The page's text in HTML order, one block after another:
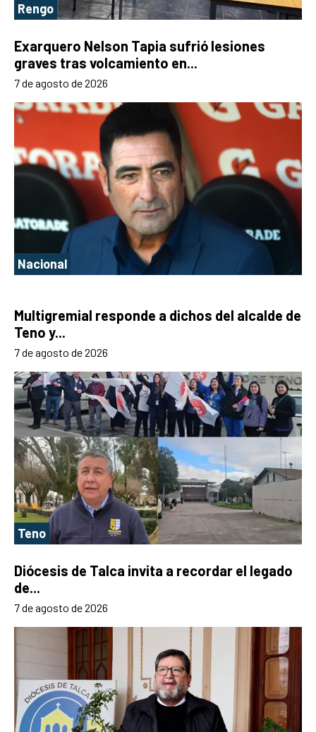
Rengo
Exarquero Nelson Tapia sufrió lesiones
graves tras volcamiento en...
7 de agosto de 2026
Nacional
Multigremial responde a dichos del alcalde de
Teno y...
7 de agosto de 2026
Teno
Diócesis de Talca invita a recordar el legado
de...
7 de agosto de 2026